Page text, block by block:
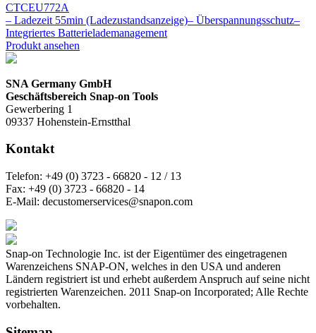
CTCEU772A
– Ladezeit 55min (Ladezustandsanzeige)– Überspannungsschutz–
Integriertes Batterielademanagement
Produkt ansehen
SNA Germany GmbH
Geschäftsbereich Snap-on Tools
Gewerbering 1
09337 Hohenstein-Ernstthal
Kontakt
Telefon: +49 (0) 3723 - 66820 - 12 / 13
Fax: +49 (0) 3723 - 66820 - 14
E-Mail: decustomerservices@snapon.com
Snap-on Technologie Inc. ist der Eigentümer des eingetragenen
Warenzeichens SNAP-ON, welches in den USA und anderen
Ländern registriert ist und erhebt außerdem Anspruch auf seine nicht
registrierten Warenzeichen. 2011 Snap-on Incorporated; Alle Rechte
vorbehalten.